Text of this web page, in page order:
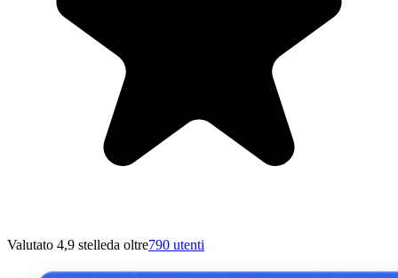
Valutato 4,9 stelleda oltre790 utenti